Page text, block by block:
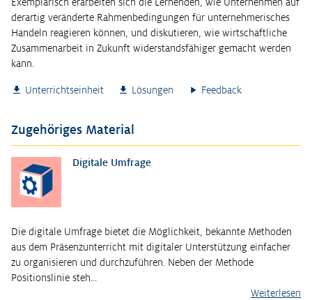
Exemplarisch erarbeiten sich die Lernenden, wie Unternehmen auf
derartig veränderte Rahmenbedingungen für unternehmerisches
Handeln reagieren können, und diskutieren, wie wirtschaftliche
Zusammenarbeit in Zukunft widerstandsfähiger gemacht werden
kann.
Unterrichtseinheit Lösungen Feedback
Zugehöriges Material
Digitale Umfrage
Die digitale Umfrage bietet die Möglichkeit, bekannte Methoden
aus dem Präsenzunterricht mit digitaler Unterstützung einfacher
zu organisieren und durchzuführen. Neben der Methode
Positionslinie steh…
Weiterlesen